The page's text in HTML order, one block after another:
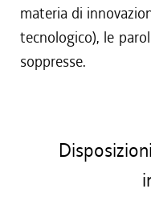
materia di
tecnologico), le
soppresse.